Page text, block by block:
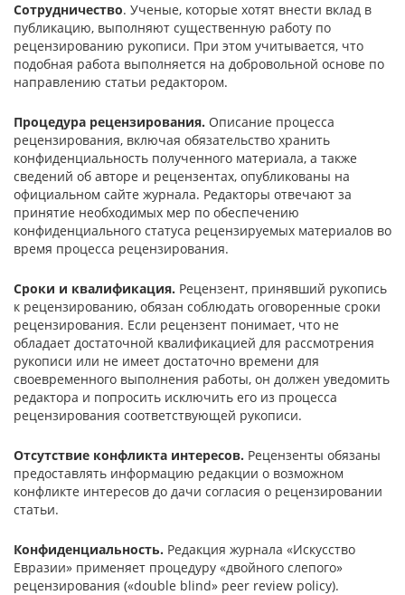
Сотрудничество. Ученые, которые хотят внести вклад в
публикацию, выполняют существенную работу по
рецензированию рукописи. При этом учитывается, что
подобная работа выполняется на добровольной основе по
направлению статьи редактором.
Процедура рецензирования. Описание процесса
рецензирования, включая обязательство хранить
конфиденциальность полученного материала, а также
сведений об авторе и рецензентах, опубликованы на
официальном сайте журнала. Редакторы отвечают за
принятие необходимых мер по обеспечению
конфиденциального статуса рецензируемых материалов во
время процесса рецензирования.
Сроки и квалификация. Рецензент, принявший рукопись
к рецензированию, обязан соблюдать оговоренные сроки
рецензирования. Если рецензент понимает, что не
обладает достаточной квалификацией для рассмотрения
рукописи или не имеет достаточно времени для
своевременного выполнения работы, он должен уведомить
редактора и попросить исключить его из процесса
рецензирования соответствующей рукописи.
Отсутствие конфликта интересов. Рецензенты обязаны
предоставлять информацию редакции о возможном
конфликте интересов до дачи согласия о рецензировании
статьи.
Конфиденциальность. Редакция журнала «Искусство
Евразии» применяет процедуру «двойного слепого»
рецензирования («double blind» peer review policy).